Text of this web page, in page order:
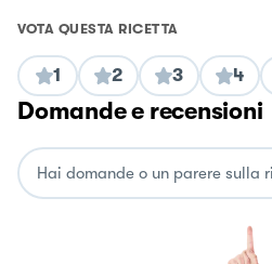
VOTA QUESTA RICETTA
1 2 3 4
Domande e recensioni